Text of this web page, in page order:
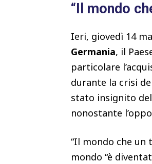
“Il mondo
Ieri, giovedì 14
Germania, il
particolare
durante la crisi
stato insignito del
nonostante
“Il mondo che un
mondo “è